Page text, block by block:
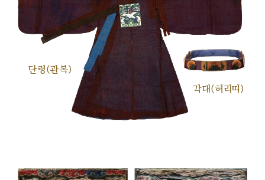
단령(관복)
각대(허리띠)